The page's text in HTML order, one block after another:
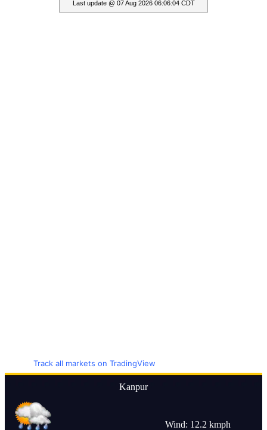
Track all markets on TradingView
Kanpur
Wind: 12.2 kmph